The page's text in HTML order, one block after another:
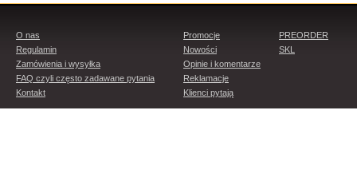
O nas
Regulamin
Zamówienia i wysyłka
FAQ czyli często zadawane pytania
Kontakt
Promocje
Nowości
Opinie i komentarze
Reklamacje
Klienci pytają
PREORDER
SKL